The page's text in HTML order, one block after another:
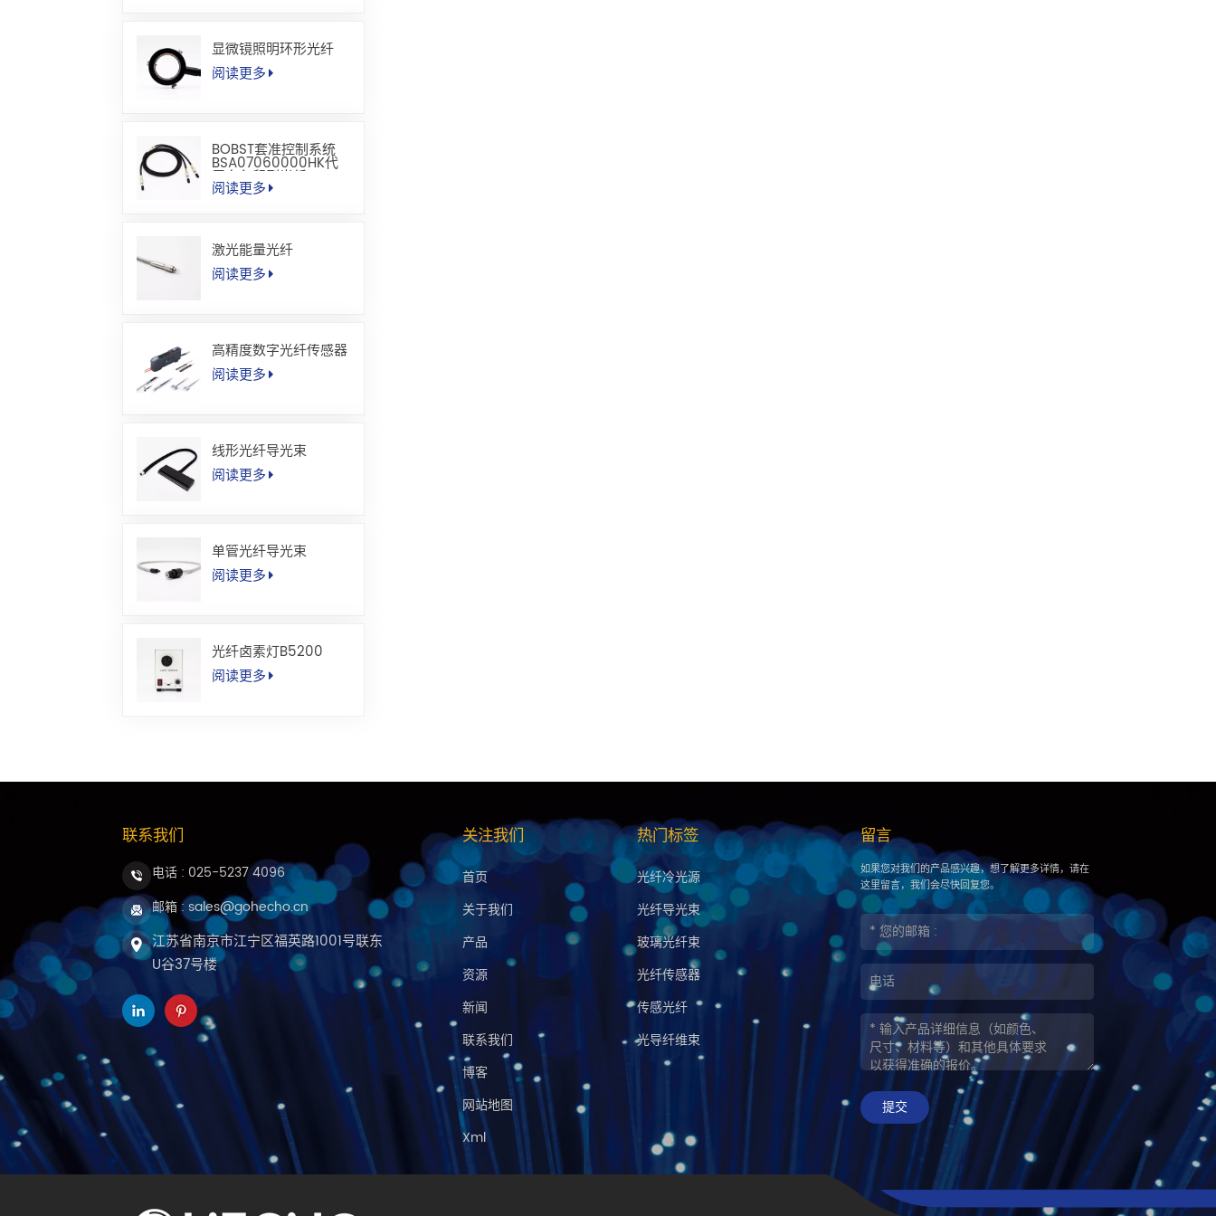
显微镜照明环形光纤
阅读更多
BOBST套准控制系统
BSA07060000HK代
用套色印刷光纤
阅读更多
激光能量光纤
阅读更多
高精度数字光纤传感器
阅读更多
线形光纤导光束
阅读更多
单管光纤导光束
阅读更多
光纤卤素灯B5200
阅读更多
联系我们
电话 : 025-5237 4096
邮箱 : sales@gohecho.cn
江苏省南京市江宁区福英路1001号联东
U谷37号楼
关注我们
首页
关于我们
产品
资源
新闻
联系我们
博客
网站地图
Xml
热门标签
光纤冷光源
光纤导光束
玻璃光纤束
光纤传感器
传感光纤
光导纤维束
留言
如果您对我们的产品感兴趣，想了解更多详情，请在
这里留言，我们会尽快回复您。
提交